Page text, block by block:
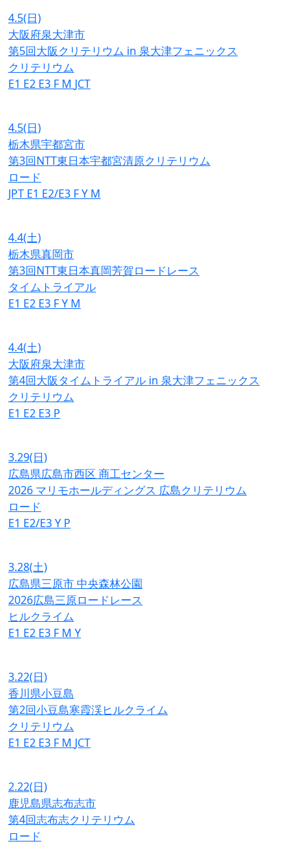
4.5(日)
大阪府泉大津市
第5回大阪クリテリウム in 泉大津フェニックス
クリテリウム
E1 E2 E3 F M JCT
4.5(日)
栃木県宇都宮市
第3回NTT東日本宇都宮清原クリテリウム
ロード
JPT E1 E2/E3 FY M
4.4(土)
栃木県真岡市
第3回NTT東日本真岡芳賀ロードレース
タイムトライアル
E1 E2 E3 FY M
4.4(土)
大阪府泉大津市
第4回大阪タイムトライアル in 泉大津フェニックス
クリテリウム
E1 E2 E3 P
3.29(日)
広島県広島市西区 商工センター
2026 マリモホールディングス 広島クリテリウム
ロード
E1 E2/E3Y P
3.28(土)
広島県三原市 中央森林公園
2026広島三原ロードレース
ヒルクライム
E1 E2 E3 F M Y
3.22(日)
香川県小豆島
第2回小豆島寒霞渓ヒルクライム
クリテリウム
E1 E2 E3 F M JCT
2.22(日)
鹿児島県志布志市
第4回志布志クリテリウム
ロード